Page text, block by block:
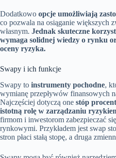
Dodatkowo opcje umożliwiają
co pozwala na osiąganie większych
własnym. Jednak skuteczne
wymaga solidnej wiedzy o rynku
oceny ryzyka.
Swapy i ich funkcje
Swapy to instrumenty pochodne,
wymianę przepływów finansowych
Najczęściej dotyczą one stóp
istotną rolę w zarządzaniu
firmom i inwestorom zabezpieczać
rynkowymi. Przykładem jest swap
stron płaci stałą stopę, a druga